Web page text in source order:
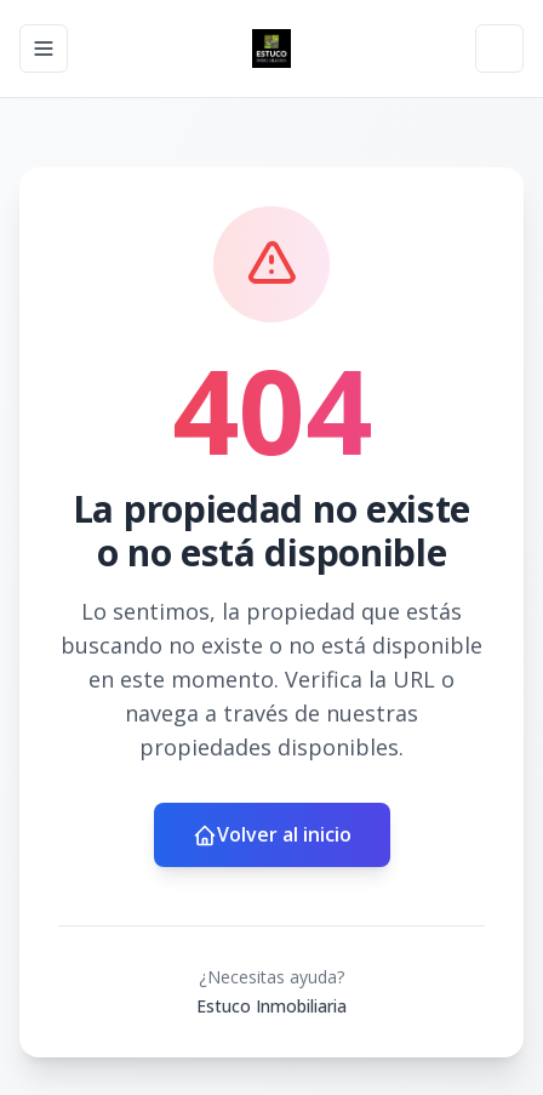
Toggle navigation menu
404
La propiedad no existe
o no está disponible
Lo sentimos, la propiedad que estás
buscando no existe o no está disponible
en este momento. Verifica la URL o
navega a través de nuestras
propiedades disponibles.
Volver al inicio
¿Necesitas ayuda?
Estuco Inmobiliaria